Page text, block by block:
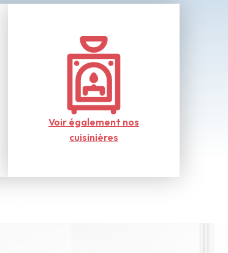
Voir également nos
cuisinières